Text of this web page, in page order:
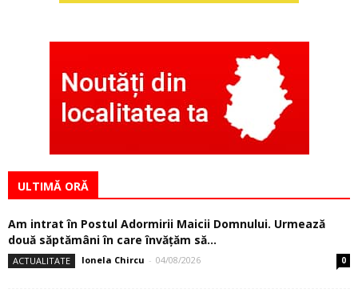
ULTIMĂ ORĂ
Am intrat în Postul Adormirii Maicii Domnului. Urmează
două săptămâni în care învăţăm să...
ACTUALITATE Ionela Chircu - 04/08/2026 0